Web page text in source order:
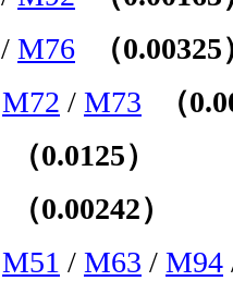
/ M76 （
M72 / M73 （
（0.0125）
（0.00242）
M51 / M63 / M94